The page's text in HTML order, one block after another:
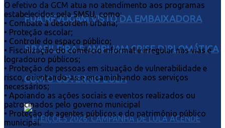
EUA REVOGAM VISTO DA EMBAIXADORA
BRASILEIRA E AMPLIAM CRISE DIPLOMÁTICA
COM O GOVERNO LULA
O efetivo da GCM atua no atendimento aos programas
estabelecidos pela SMSU, como:
• Combate à desordem urbana;
• Proteção escolar;
• Controle do espaço público;
• Fiscalização do comércio informal e irregular nas vias e
logradouro públicos;
• Proteção de pessoas em situação de vulnerabilidade e
risco, orientando-as e encaminhando aos serviços
necessários;
• Apoiando as ações sociais e eventos realizados ou
patrocinados pelo governo municipal
• Proteção de agentes públicos e do patrimônio público
municipal.